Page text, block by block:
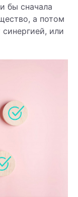
бы сначала
а потом
или